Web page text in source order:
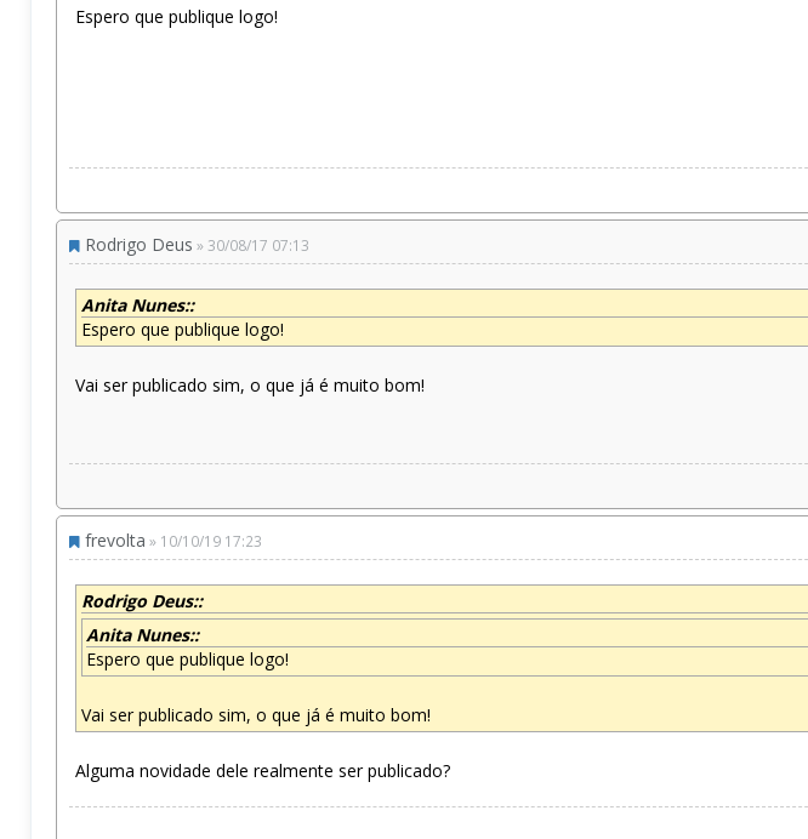
Espero que publique logo!
Rodrigo Deus » 30/08/17 07:13
Anita Nunes::
Espero que publique logo!
Vai ser publicado sim, o que já é muito bom!
frevolta » 10/10/19 17:23
Rodrigo Deus::
Anita Nunes::
Espero que publique logo!
Vai ser publicado sim, o que já é muito bom!
Alguma novidade dele realmente ser publicado?